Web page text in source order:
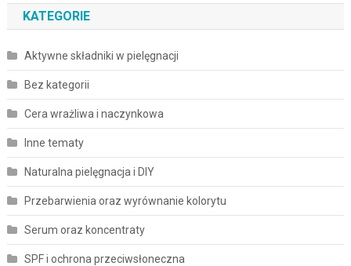
KATEGORIE
Aktywne składniki w pielęgnacji
Bez kategorii
Cera wrażliwa i naczynkowa
Inne tematy
Naturalna pielęgnacja i DIY
Przebarwienia oraz wyrównanie kolorytu
Serum oraz koncentraty
SPF i ochrona przeciwsłoneczna